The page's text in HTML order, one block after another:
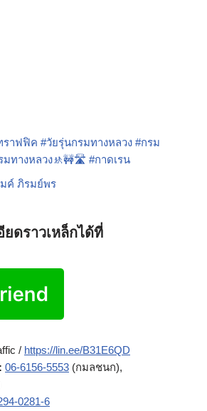
ราฟฟิค #วัยรุ่นกรมทางหลวง #กรม
มทางหลวง🚸🚧🛣️ #กาดเรน
มค์ ภิรมย์พร
ยดราวเหล็กได้ที่
/ https://lin.ee/B31E6QD
06-6156-5553 (กมลชนก),
0281-6